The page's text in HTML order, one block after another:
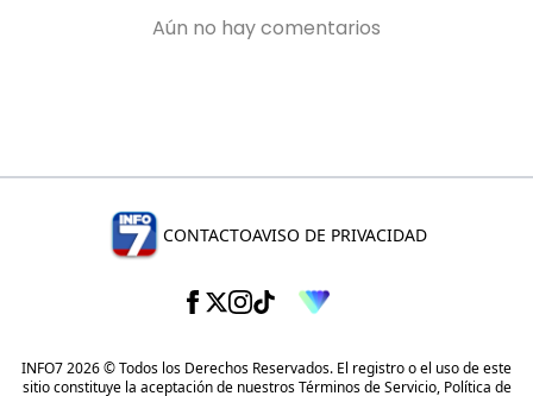
CONTACTOAVISO DE PRIVACIDAD
INFO7 2026 © Todos los Derechos Reservados. El registro o el uso de este
sitio constituye la aceptación de nuestrosTérminos de Servicio, Política de